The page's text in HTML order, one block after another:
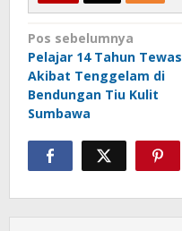
Navigasi
pos
Pos sebelumnya
Pelajar 14 Tahun Tewas
Akibat Tenggelam di
Bendungan Tiu Kulit
Sumbawa